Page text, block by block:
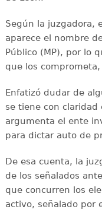
Según la juzgadora,
aparece el nombre
Público (MP), por lo
que los
Enfatizó dudar de
se tiene con claridad
argumenta el ente
para dictar auto de
De esa cuenta, la
de los señalados
que concurren los
activo, señalado por